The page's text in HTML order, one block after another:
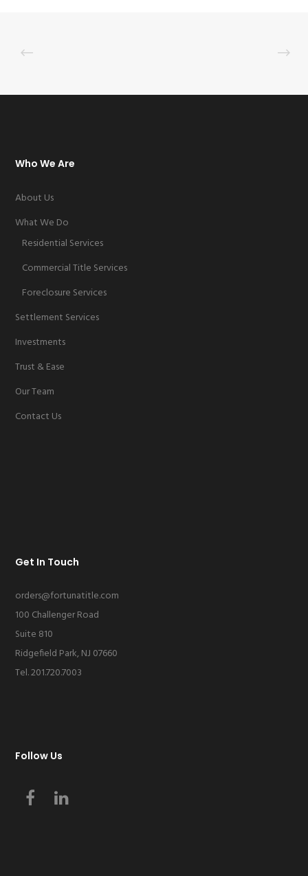
Who We Are
About Us
What We Do
Residential Services
Commercial Title Services
Foreclosure Services
Settlement Services
Investments
Trust & Ease
Our Team
Contact Us
Get In Touch
orders@fortunatitle.com
100 Challenger Road
Suite 810
Ridgefield Park, NJ 07660
Tel. 201.720.7003
Follow Us